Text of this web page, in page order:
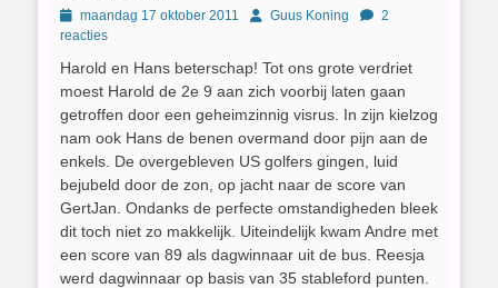
Geplaatst
op
maandag 17 oktober 2011 AuthorGuus Koning
2
reacties
Harold en Hans beterschap! Tot ons grote verdriet
moest Harold de 2e 9 aan zich voorbij laten gaan
getroffen door een geheimzinnig visrus. In zijn kielzog
nam ook Hans de benen overmand door pijn aan de
enkels. De overgebleven US golfers gingen, luid
bejubeld door de zon, op jacht naar de score van
GertJan. Ondanks de perfecte omstandigheden bleek
dit toch niet zo makkelijk. Uiteindelijk kwam Andre met
een score van 89 als dagwinnaar uit de bus. Reesja
werd dagwinnaar op basis van 35 stableford punten.